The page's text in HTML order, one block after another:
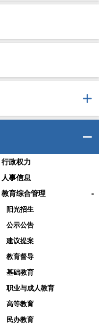
行政权力
人事信息
教育综合管理 -
阳光招生
公示公告
建议提案
教育督导
基础教育
职业与成人教育
高等教育
民办教育